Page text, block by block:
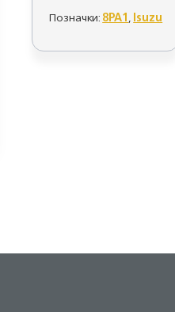
Позначки:8PA1,Isuzu